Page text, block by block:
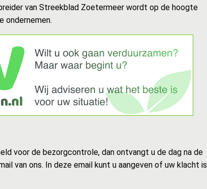
van Streekblad Zoetermeer wordt op de hoogte
ondernemen.
voor de bezorgcontrole, dan ontvangt u de dag na de
van ons. In deze email kunt u aangeven of uw klacht is